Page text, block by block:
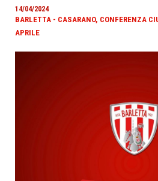
14/04/2024
BARLETTA - CASARANO, CONFERENZA
APRILE